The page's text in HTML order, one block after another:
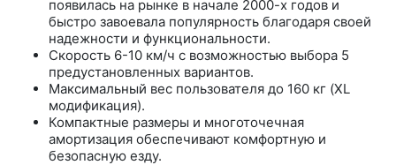
появилась на рынке в начале 2000-х годов и
быстро завоевала популярность благодаря своей
надежности и функциональности.
Скорость 6-10 км/ч с возможностью выбора 5
предустановленных вариантов.
Максимальный вес пользователя до 160 кг (XL
модификация).
Компактные размеры и многоточечная
амортизация обеспечивают комфортную и
безопасную езду.